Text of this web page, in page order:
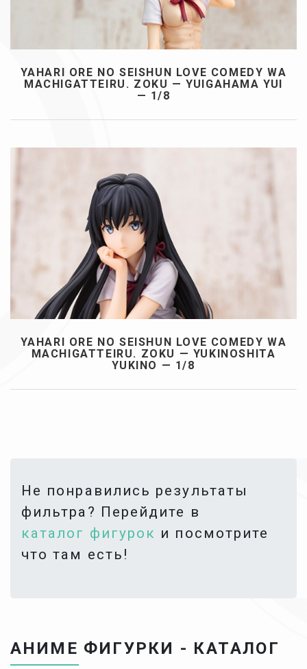
YAHARI ORE NO SEISHUN LOVE COMEDY WA
MACHIGATTEIRU. ZOKU — YUIGAHAMA YUI
— 1/8
YAHARI ORE NO SEISHUN LOVE COMEDY WA
MACHIGATTEIRU. ZOKU — YUKINOSHITA
YUKINO — 1/8
Не понравились результаты
фильтра? Перейдите в
каталог фигурок и посмотрите
что там есть!
АНИМЕ ФИГУРКИ - КАТАЛОГ